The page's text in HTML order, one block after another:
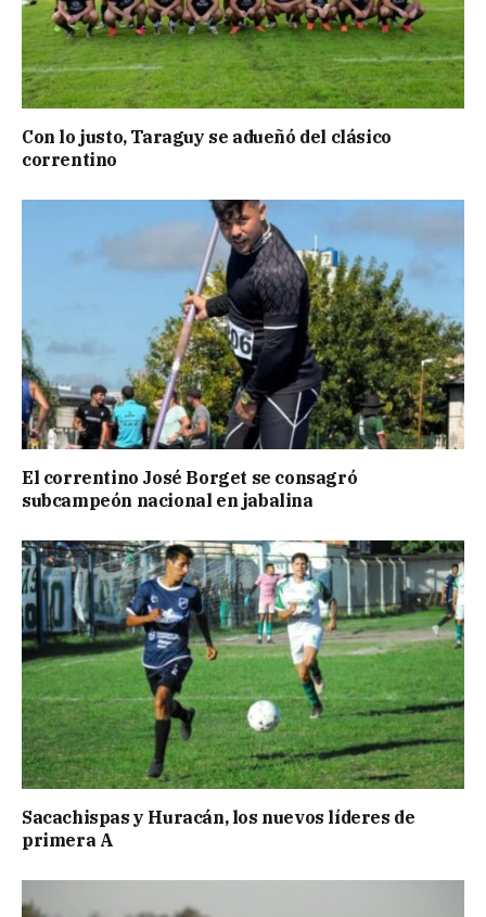
Con lo justo, Taraguy se adueñó del clásico
correntino
El correntino José Borget se consagró
subcampeón nacional en jabalina
Sacachispas y Huracán, los nuevos líderes de
primera A